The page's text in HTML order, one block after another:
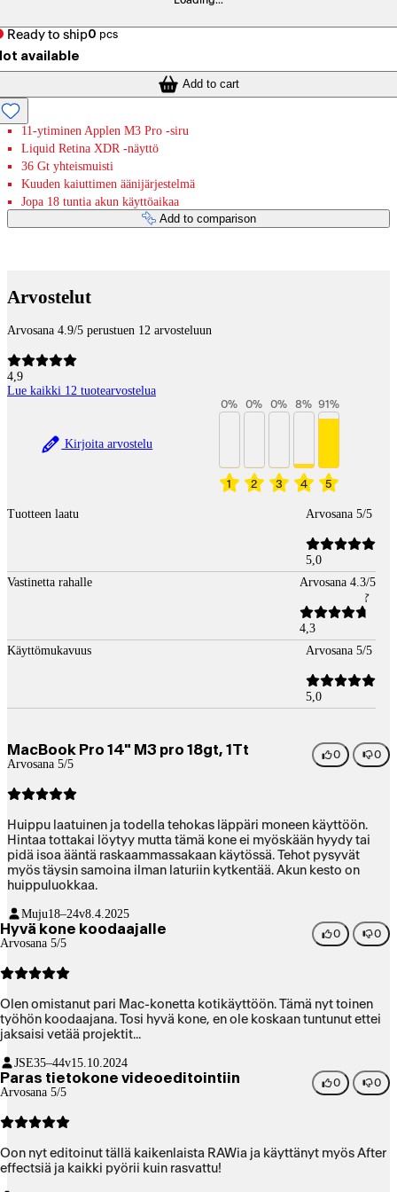
Ready to ship0 pcs
available
Add to cart
11-ytiminen Applen M3 Pro -siru
Liquid Retina XDR ‐näyttö
36 Gt yhteismuisti
Kuuden kaiuttimen äänijärjestelmä
Jopa 18 tuntia akun käyttöaikaa
Add to comparison
Arvostelut
Arvosana 4.9/5 perustuen 12 arvosteluun
4,9
Lue kaikki 12 tuotearvostelua
Kirjoita arvostelu
1
0%
2
0%
3
0%
4
8%
5
91%
Tuotteen laatu Arvosana 5/5
5,0
Vastinetta rahalle
Arvosana 4.3/5
4,3
Käyttömukavuus
Arvosana 5/5
5,0
MacBook Pro 14" M3 pro 18gt, 1Tt
Arvosana 5/5
0 0
Huippu laatuinen ja todella tehokas läppäri moneen käyttöön.
Hintaa tottakai löytyy mutta tämä kone ei myöskään hyydy tai
pidä isoa ääntä raskaammassakaan käytössä. Tehot pysyvät
myös täysin samoina ilman laturiin kytkentää. Akun kesto on
huippuluokkaa.
Muju18–24v8.4.2025
Hyvä kone koodaajalle
Arvosana 5/5
0 0
Olen omistanut pari Mac-konetta kotikäyttöön. Tämä nyt toinen
työhön koodaajana. Tosi hyvä kone, en ole koskaan tuntunut ettei
jaksaisi vetää projektit...
JSE35–44v15.10.2024
Paras tietokone videoeditointiin
Arvosana 5/5
0 0
Oon nyt editoinut tällä kaikenlaista RAWia ja käyttänyt myös After
effectsiä ja kaikki pyörii kuin rasvattu!